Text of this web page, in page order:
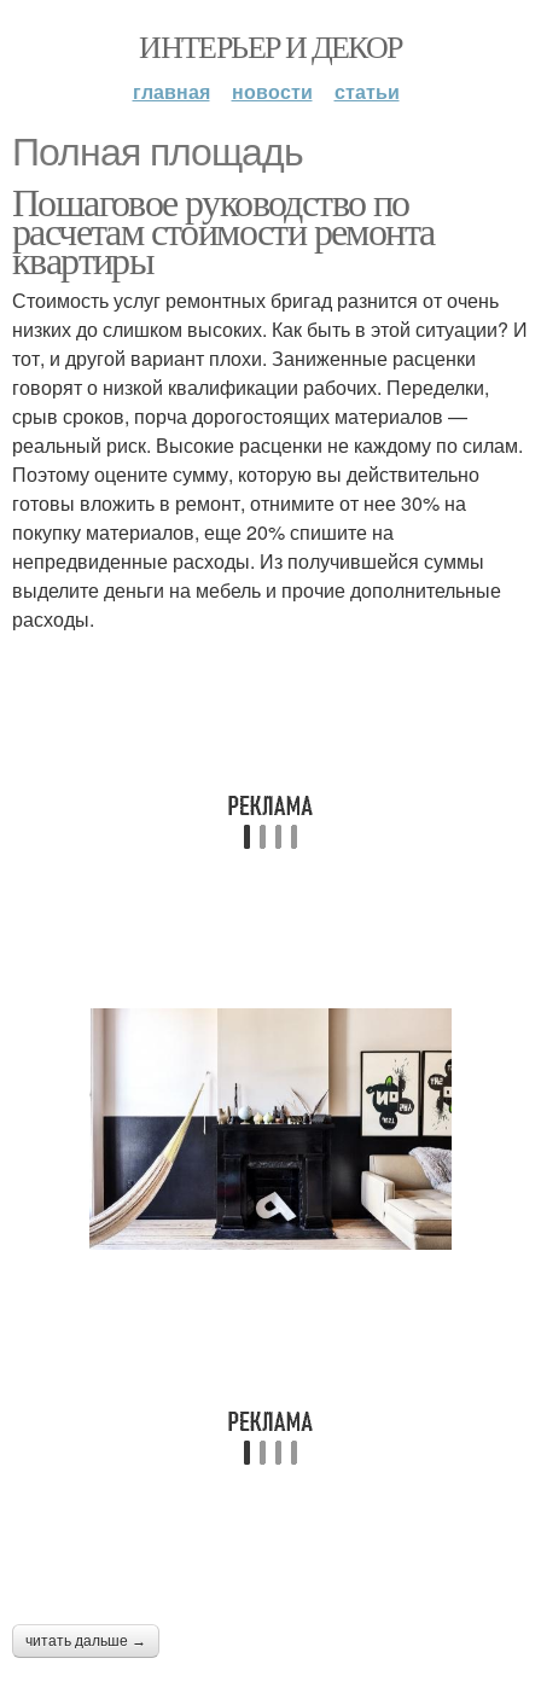
ИНТЕРЬЕР И ДЕКОР
главная новости статьи
Полная площадь
Пошаговое руководство по
расчетам стоимости ремонта
квартиры
Стоимость услуг ремонтных бригад разнится от очень
низких до слишком высоких. Как быть в этой ситуации? И
тот, и другой вариант плохи. Заниженные расценки
говорят о низкой квалификации рабочих. Переделки,
срыв сроков, порча дорогостоящих материалов —
реальный риск. Высокие расценки не каждому по силам.
Поэтому оцените сумму, которую вы действительно
готовы вложить в ремонт, отнимите от нее 30% на
покупку материалов, еще 20% спишите на
непредвиденные расходы. Из получившейся суммы
выделите деньги на мебель и прочие дополнительные
расходы.
читать дальше →